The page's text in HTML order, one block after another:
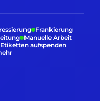
Frankierung
Manuelle Arbeit
Etiketten aufspenden